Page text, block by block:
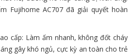
Fujihome AC707 đã giải quyết hoàn
cấp: Làm ấm nhanh, không đốt cháy
gây khó ngủ, cực kỳ an toàn cho trẻ